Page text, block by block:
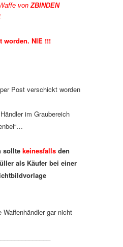
vonZBINDEN
worden. NIE !!!
Post verschickt worden
im Graubereich
sollte keinesfalls den
als Käufer bei einer
Waffenhändler gar nicht